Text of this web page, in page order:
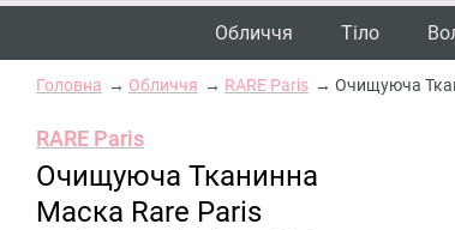
Обличчя
Тіло
Головна Обличчя RARE Paris Очищуюча
RARE Paris
Очищуюча Тканинна
Маска Rare Paris